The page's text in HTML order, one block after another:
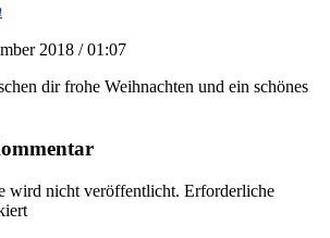
2018 / 01:07
dir frohe Weihnachten und ein schönes
wird nicht veröffentlicht. Erforderliche